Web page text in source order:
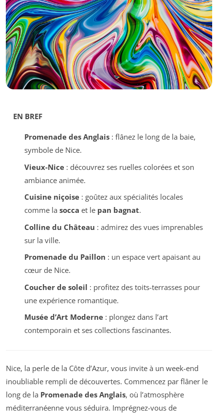
EN BREF
Promenade des Anglais: flânez le long de la baie,
symbole de Nice.
Vieux-Nice: découvrez ses ruelles colorées et son
ambiance animée.
Cuisine niçoise: goûtez aux spécialités locales
comme la socca et le pan bagnat.
Colline du Château : admirez des vues imprenables
sur la ville.
Promenade du Paillon : un espace vert apaisant au
cœur de Nice.
Coucher de soleil : profitez des toits-terrasses pour
une expérience romantique.
Musée d’Art Moderne: plongez dans l’art
contemporain et ses collections fascinantes.
Nice, la perle de la Côte d’Azur, vous invite à un week-end
inoubliable rempli de découvertes. Commencez par flâner le
long de la Promenade des Anglais, où l’atmosphère
méditerranéenne vous séduira. Imprégnez-vous de